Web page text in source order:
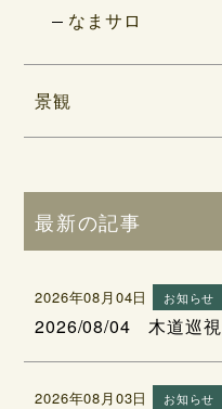
なまサロ
景観
最新の記事
2026年08月04日 お知らせ
2026/08/04 木道巡視
2026年08月03日 お知らせ